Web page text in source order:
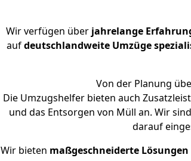
Wir verfügen über jahrelange
aufdeutschlandweite Umzüge
Von der Planung
Die Umzugshelfer bieten auch
und das Entsorgen von Müll an. Wir
darauf
Wir bieten maßgeschneiderte Lösungen